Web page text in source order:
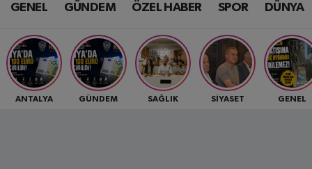
GENEL GÜNDEM ÖZEL HABER SPOR DÜNYA
ANTALYA GÜNDEM SAĞLIK SİYASET GENEL
Antalya Hava Durumu
Antalya Namaz Vakitleri
Antalya Trafik Yoğunluk Haritası